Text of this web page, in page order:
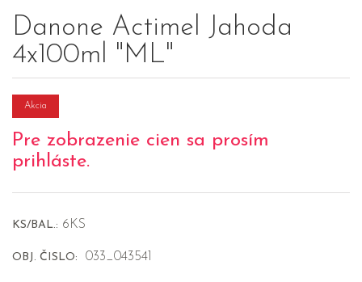
Danone Actimel Jahoda
4x100ml "ML"
Akcia
Pre zobrazenie cien sa prosím
prihláste.
KS/BAL.: 6KS
OBJ. ČISLO: 033_043541